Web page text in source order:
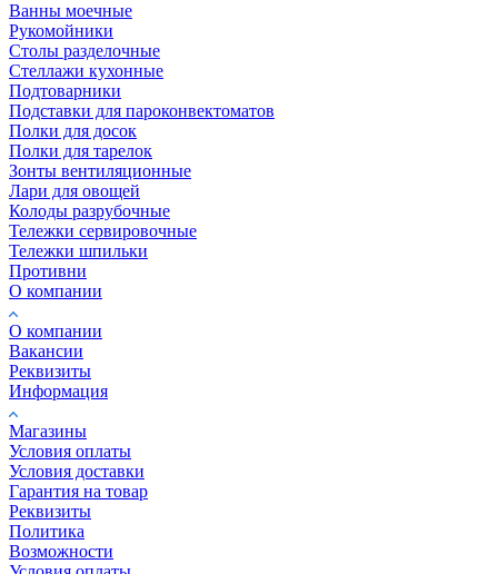
Ванны моечные
Рукомойники
Столы разделочные
Стеллажи кухонные
Подтоварники
Подставки для пароконвектоматов
Полки для досок
Полки для тарелок
Зонты вентиляционные
Лари для овощей
Колоды разрубочные
Тележки сервировочные
Тележки шпильки
Противни
О компании
О компании
Вакансии
Реквизиты
Информация
Магазины
Условия оплаты
Условия доставки
Гарантия на товар
Реквизиты
Политика
Возможности